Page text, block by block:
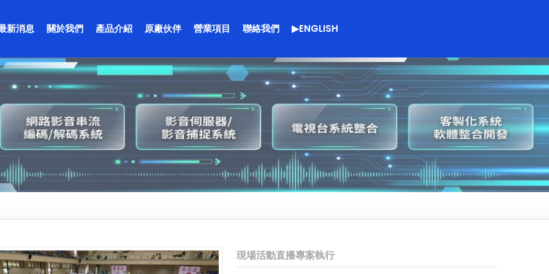
新消息 關於我們 產品介紹 原廠伙伴 營業項目 聯絡我們 ▶ENGLISH
現場活動直播專案執行